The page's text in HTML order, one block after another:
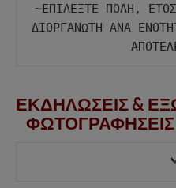
~ΕΠΙΛΕΞΤΕ ΠΟΛΗ,
ΔΙΟΡΓΑΝΩΤΗ ΑΝΑ
ΕΚΔΗΛΩΣΕΙΣ &